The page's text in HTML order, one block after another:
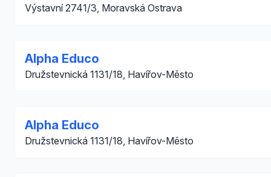
Výstavní 2741/3, Moravská Ostrava
Alpha Educo
Družstevnická 1131/18, Havířov-Město
Alpha Educo
Družstevnická 1131/18, Havířov-Město